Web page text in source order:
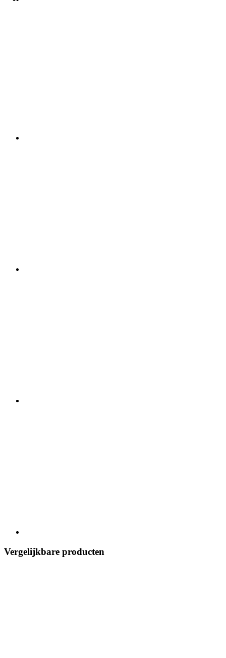
Vergelijkbare producten